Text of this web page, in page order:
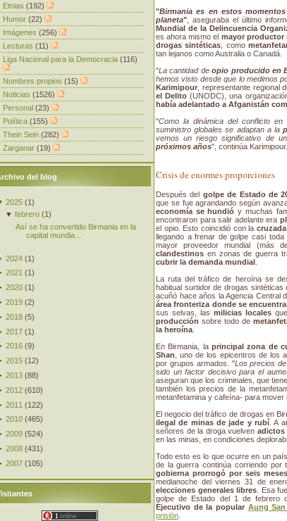
"Birmania es en estos
planeta" , aseguraba el último
Mundial de la Delincuencia
es ahora mismo el mayor productor
drogas sintéticas , como
tan lejanos como Australia o Canadá.
"La cantidad deopio producido en
hemos visto desde que lo medimos
Karimipour , representante regional
el Delito (UNODC), una
había adelantado a Afganistán
"Como la dinámica del conflicto
suministro globales se adaptan a la
vemos un riesgo significativo de
próximos años", continúa Karimipour.
Crisis de enormes proporciones
Después del golpe de Estado de
que se fue agrandando según
economía se hundió y muchas
encontraron para salir adelante era
el opio. Esto coincidió con la
llegando a frenar de golpe casi
mayor proveedor mundial (más
clandestinos en zonas de guerra
cubrir la demanda mundial
La ruta del tráfico de heroína se
habitual surtidor de drogas sintéticas
acuñó hace años la Agencia Central
área fronteriza donde se
sus selvas, las milicias locales
producción sobre todo de
la heroína
En Birmania, la principal zona de
Shan , uno de los epicentros de los
por grupos armados. "Los precios
sido un factor decisivo para el
aseguran que los criminales, que
también los precios de la
metanfetamina y cafeína- para
El negocio del tráfico de drogas en
ilegal de minas de jade y rubí . A
señores de la droga vuelven adictos
en las minas, en condiciones
Todo esto es lo que ocurre en un
de la guerra continúa corriendo por
gobierna prorrogó por seis
medianoche del viernes 31 de
elecciones generales libres . Esa
golpe de Estado del 1 de febrero
Ejecutivo de la popular Aung
prisión
Etnias (192)
Humor (22)
Imágenes (256)
Lecturas (11)
Liga Nacional para la Democracia (116)
Nombres propios (15)
Noticias (1526)
Personal (23)
Política (155)
Thein Sein (282)
Zarganar (19)
del blog
2025 (1)
▼febrero (1)
Así se ha convertido Birmania en la
capital mundia...
2024 (1)
2021 (1 )
2020 (1)
2019 (2)
2018 (5)
2017 (1)
2016 (9)
2015 (12)
2013 (88)
2012 (610)
2011 (122)
2010 (465)
2009 (524)
2008 (431)
2007 (105)